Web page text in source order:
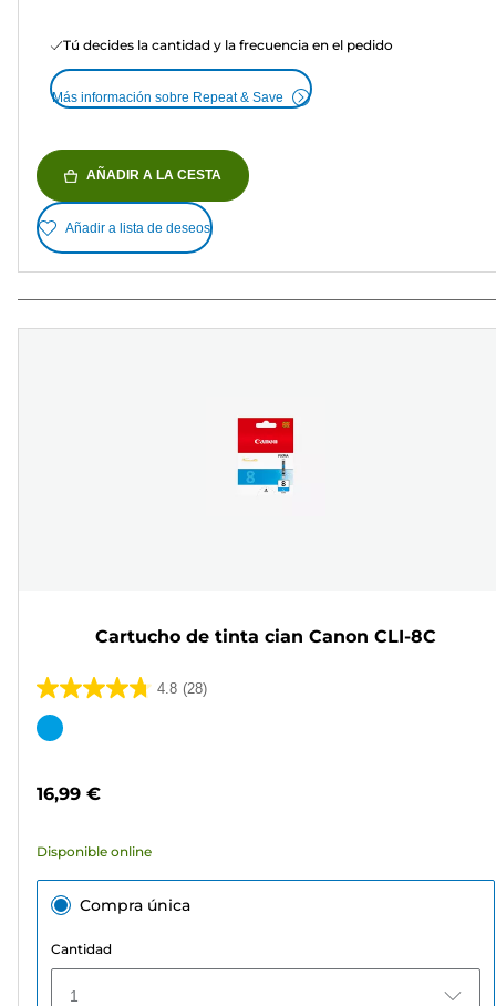
Tú decides la cantidad y la frecuencia en el pedido
Más información sobre Repeat & Save
AÑADIR A LA CESTA
Añadir a lista de deseos
Cartucho de tinta cian Canon CLI-8C
4.8 (28)
4.8
de
28
Cartucho
16,99 €
Disponible online
Compra única
Cantidad
1